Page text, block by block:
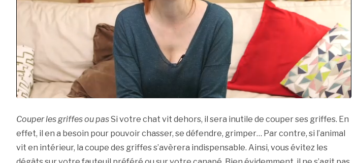
Couper les griffes ou pasSi votre chat vit dehors, il sera inutile de couper ses griffes. En
effet, il en a besoin pour pouvoir chasser, se défendre, grimper… Par contre, si l’animal
vit en intérieur, la coupe des griffes s’avèrera indispensable. Ainsi, vous évitez les